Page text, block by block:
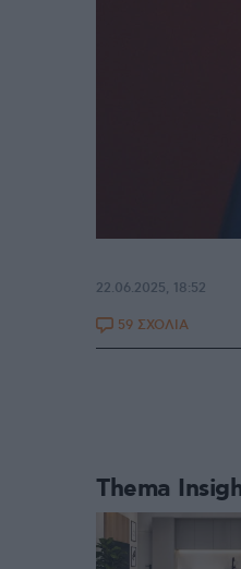
22.06.2025, 18:52
59 ΣΧΟΛΙΑ
Thema